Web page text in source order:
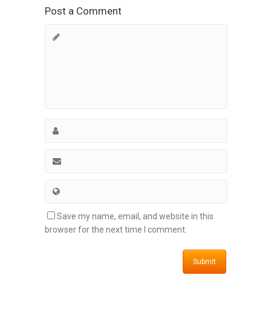
Post a Comment
Save my name, email, and website in this
browser for the next time I comment.